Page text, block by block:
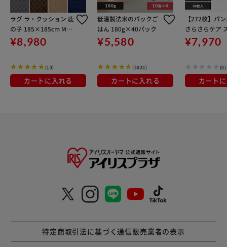
ラグ ラ・クッション 鹿
の子 185×185cm MC
RK-1818 ネイビー
¥8,980
(13)
カートに入れる
低温製法米のパックご
はん 180g×40パック
¥5,580
(3023)
カートに入れる
【272枚】パ
さらさらケア
ジャンボ 新生
×4個セット
つ テープタイ
¥7,970
(0)
カート
特定商取引法に基づく通信販売業者の表示